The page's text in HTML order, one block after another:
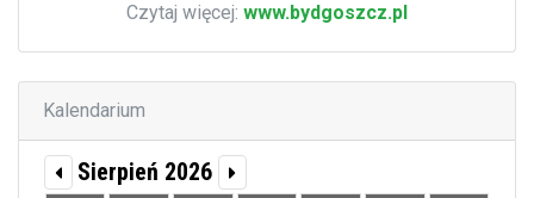
Czytaj więcej: www.bydgoszcz.pl
Kalendarium
Sierpień 2026